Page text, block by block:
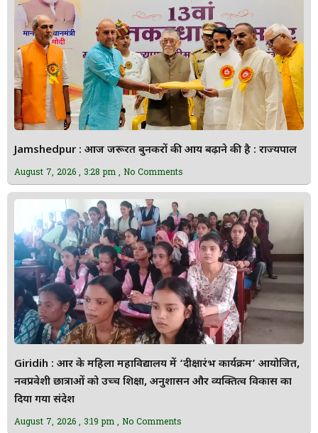
Jamshedpur : आज जरूरत बुनकरों की आय बढ़ाने की है : राज्यपाल
August 7, 2026 3:28 pm No Comments
Giridih : आर के महिला महाविद्यालय में ‘दीक्षारंभ कार्यक्रम’ आयोजित,
नवप्रवेशी छात्राओं को उच्च शिक्षा, अनुशासन और व्यक्तित्व विकास का
दिया गया संदेश
August 7, 2026 3:19 pm No Comments